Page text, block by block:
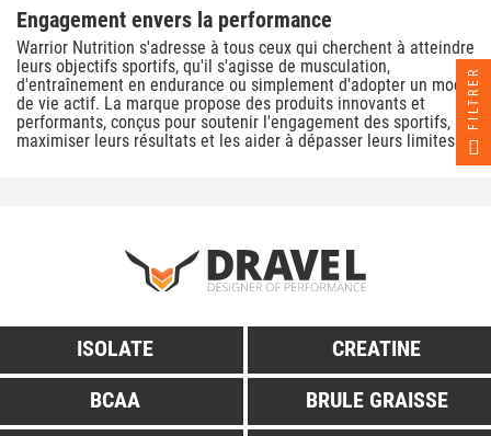
Engagement envers la performance
Warrior Nutrition s'adresse à tous ceux qui cherchent à atteindre
leurs objectifs sportifs, qu'il s'agisse de musculation,
d'entraînement en endurance ou simplement d'adopter un mode
de vie actif. La marque propose des produits innovants et
performants, conçus pour soutenir l'engagement des sportifs,
maximiser leurs résultats et les aider à dépasser leurs limites.
ISOLATE
CREATINE
BCAA
BRULE GRAISSE
FILTRER